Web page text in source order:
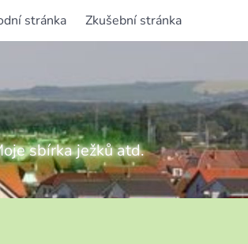
stránka Zkušební stránka
sbírka ježků atd.